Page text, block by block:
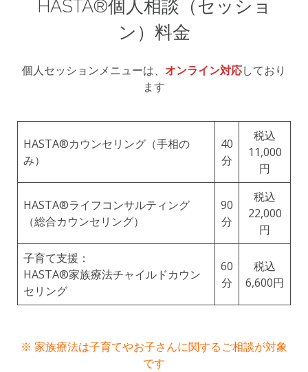
HASTA®️個人相談（セッショ
ン）料金
個人セッションメニューは、 オンライン対応しており
ます
HASTA®️カウンセリング（手相の
み）
40
分
税込
11,000
円
HASTA®️ライフコンサルティング
（総合カウンセリング）
90
分
税込
22,000
円
子育て支援：
HASTA®️家族療法チャイルドカウン
セリング
60
分
税込
6,600円
※ 家族療法は子育てやお子さんに関するご相談が対象
です